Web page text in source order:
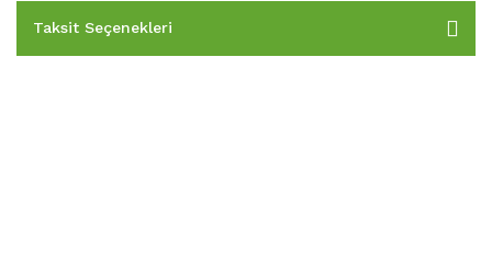
Taksit Seçenekleri